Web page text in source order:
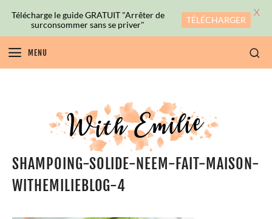
MENU
SHAMPOING-SOLIDE-NEEM-FAIT-MAISON-
WITHEMILIEBLOG-4
Télécharge le guide GRATUIT "Arrêter de
surconsommer sans se priver"
TÉLÉCHARGER
X